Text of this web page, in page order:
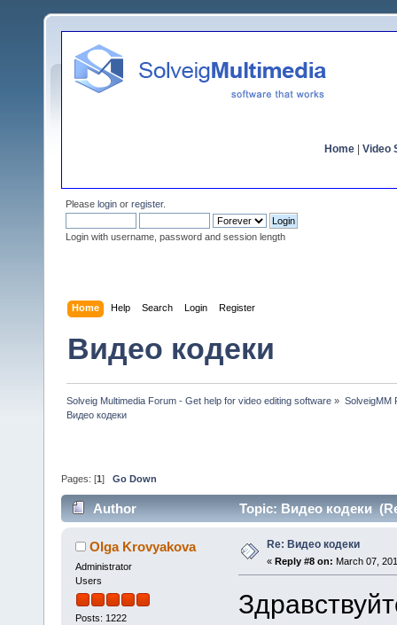
Home Video
Please login or register.
Login with username, password and session length
Home Help Search Login Register
Видео кодеки
Solveig Multimedia Forum - Get help for video editing software » SolveigMM
Видео кодеки
Pages: [1 ] Go Down
Author Topic: Видео кодеки
Olga Krovyakova
Administrator
Users
Posts: 1222
Re: Видео кодеки
« Reply #8 on: March 07,